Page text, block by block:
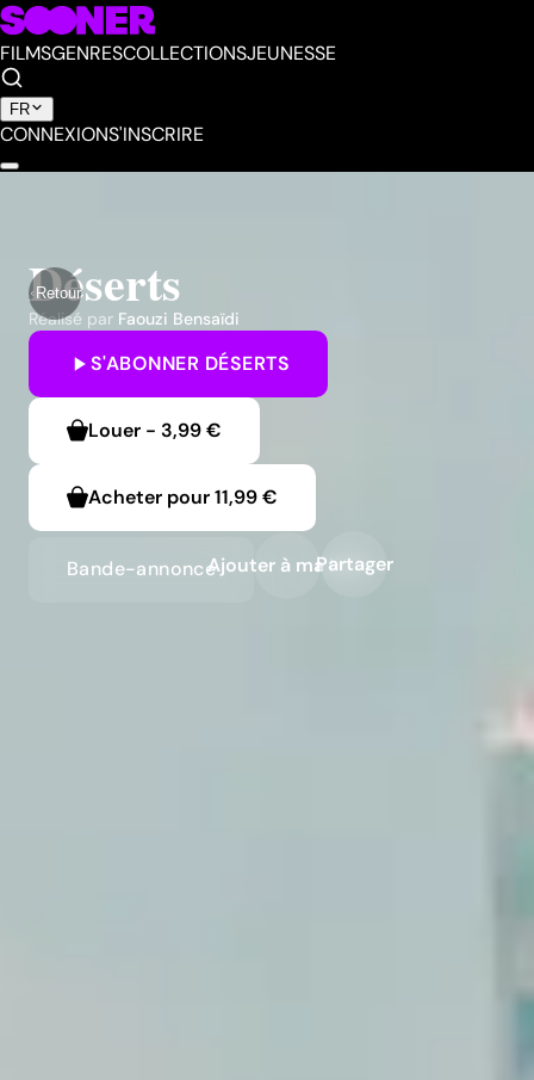
FILMSGENRESCOLLECTIONSJEUNESSE
FR
CONNEXIONS'INSCRIRE
Retour
Déserts
Réalisé par Faouzi Bensaïdi
S'ABONNER DÉSERTS
Louer - 3,99 €
Acheter pour11,99 €
Bande-annonceAjouter à ma liste
Partager